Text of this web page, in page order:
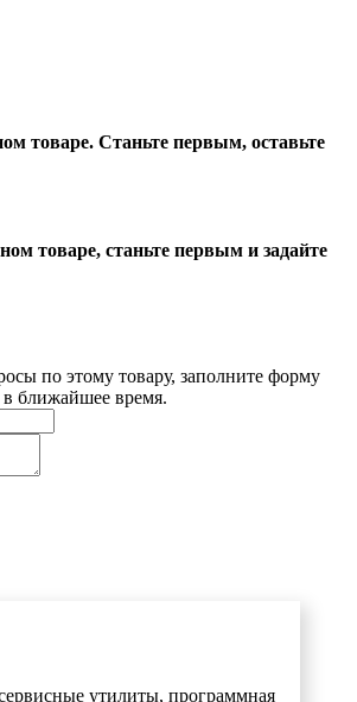
товаре. Станьте первым, оставьте
товаре, станьте первым и задайте
по этому товару, заполните форму
ближайшее время.
утилиты, программная